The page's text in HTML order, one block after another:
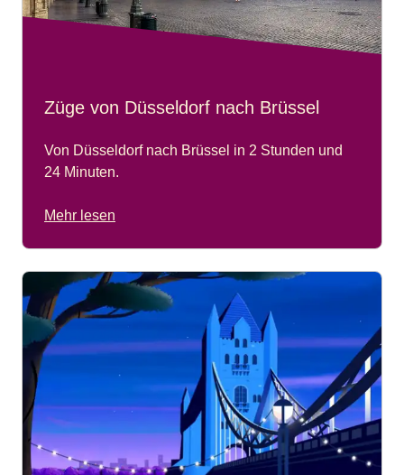
Züge von Düsseldorf nach Brüssel
Von Düsseldorf nach Brüssel in 2 Stunden und
24 Minuten.
Mehr lesen